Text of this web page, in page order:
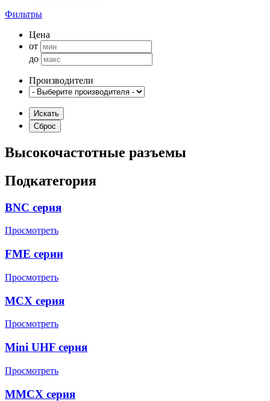
Фильтры
Цена
от
до
Производители
Высокочастотные разъемы
Подкатегория
BNC серия
Просмотреть
FME серии
Просмотреть
MCX серия
Просмотреть
Mini UHF серия
Просмотреть
MMCX серия